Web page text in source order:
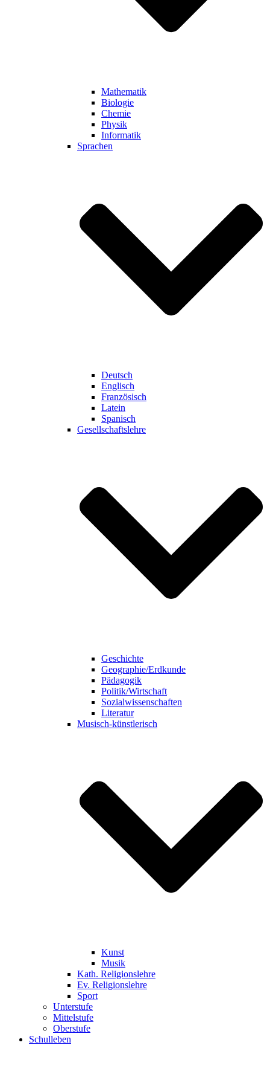
Mathematik
Biologie
Chemie
Physik
Informatik
Sprachen
Deutsch
Englisch
Französisch
Latein
Spanisch
Gesellschaftslehre
Geschichte
Geographie/Erdkunde
Pädagogik
Politik/Wirtschaft
Sozialwissenschaften
Literatur
Musisch-künstlerisch
Kunst
Musik
Kath. Religionslehre
Ev. Religionslehre
Sport
Unterstufe
Mittelstufe
Oberstufe
Schulleben